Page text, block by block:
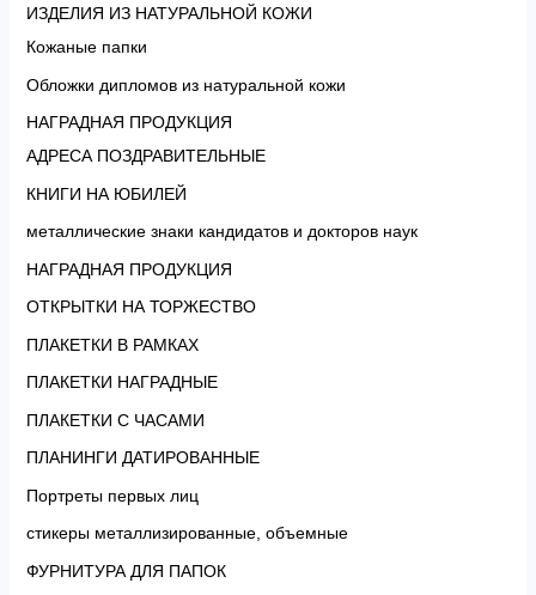
ИЗДЕЛИЯ ИЗ НАТУРАЛЬНОЙ КОЖИ
Кожаные папки
Обложки дипломов из натуральной кожи
НАГРАДНАЯ ПРОДУКЦИЯ
АДРЕСА ПОЗДРАВИТЕЛЬНЫЕ
КНИГИ НА ЮБИЛЕЙ
металлические знаки кандидатов и докторов наук
НАГРАДНАЯ ПРОДУКЦИЯ
ОТКРЫТКИ НА ТОРЖЕСТВО
ПЛАКЕТКИ В РАМКАХ
ПЛАКЕТКИ НАГРАДНЫЕ
ПЛАКЕТКИ С ЧАСАМИ
ПЛАНИНГИ ДАТИРОВАННЫЕ
Портреты первых лиц
стикеры металлизированные, объемные
ФУРНИТУРА ДЛЯ ПАПОК